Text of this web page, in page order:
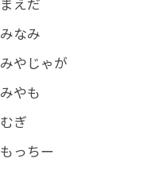
まえだ
みなみ
みやじゃが
みやも
むぎ
もっちー